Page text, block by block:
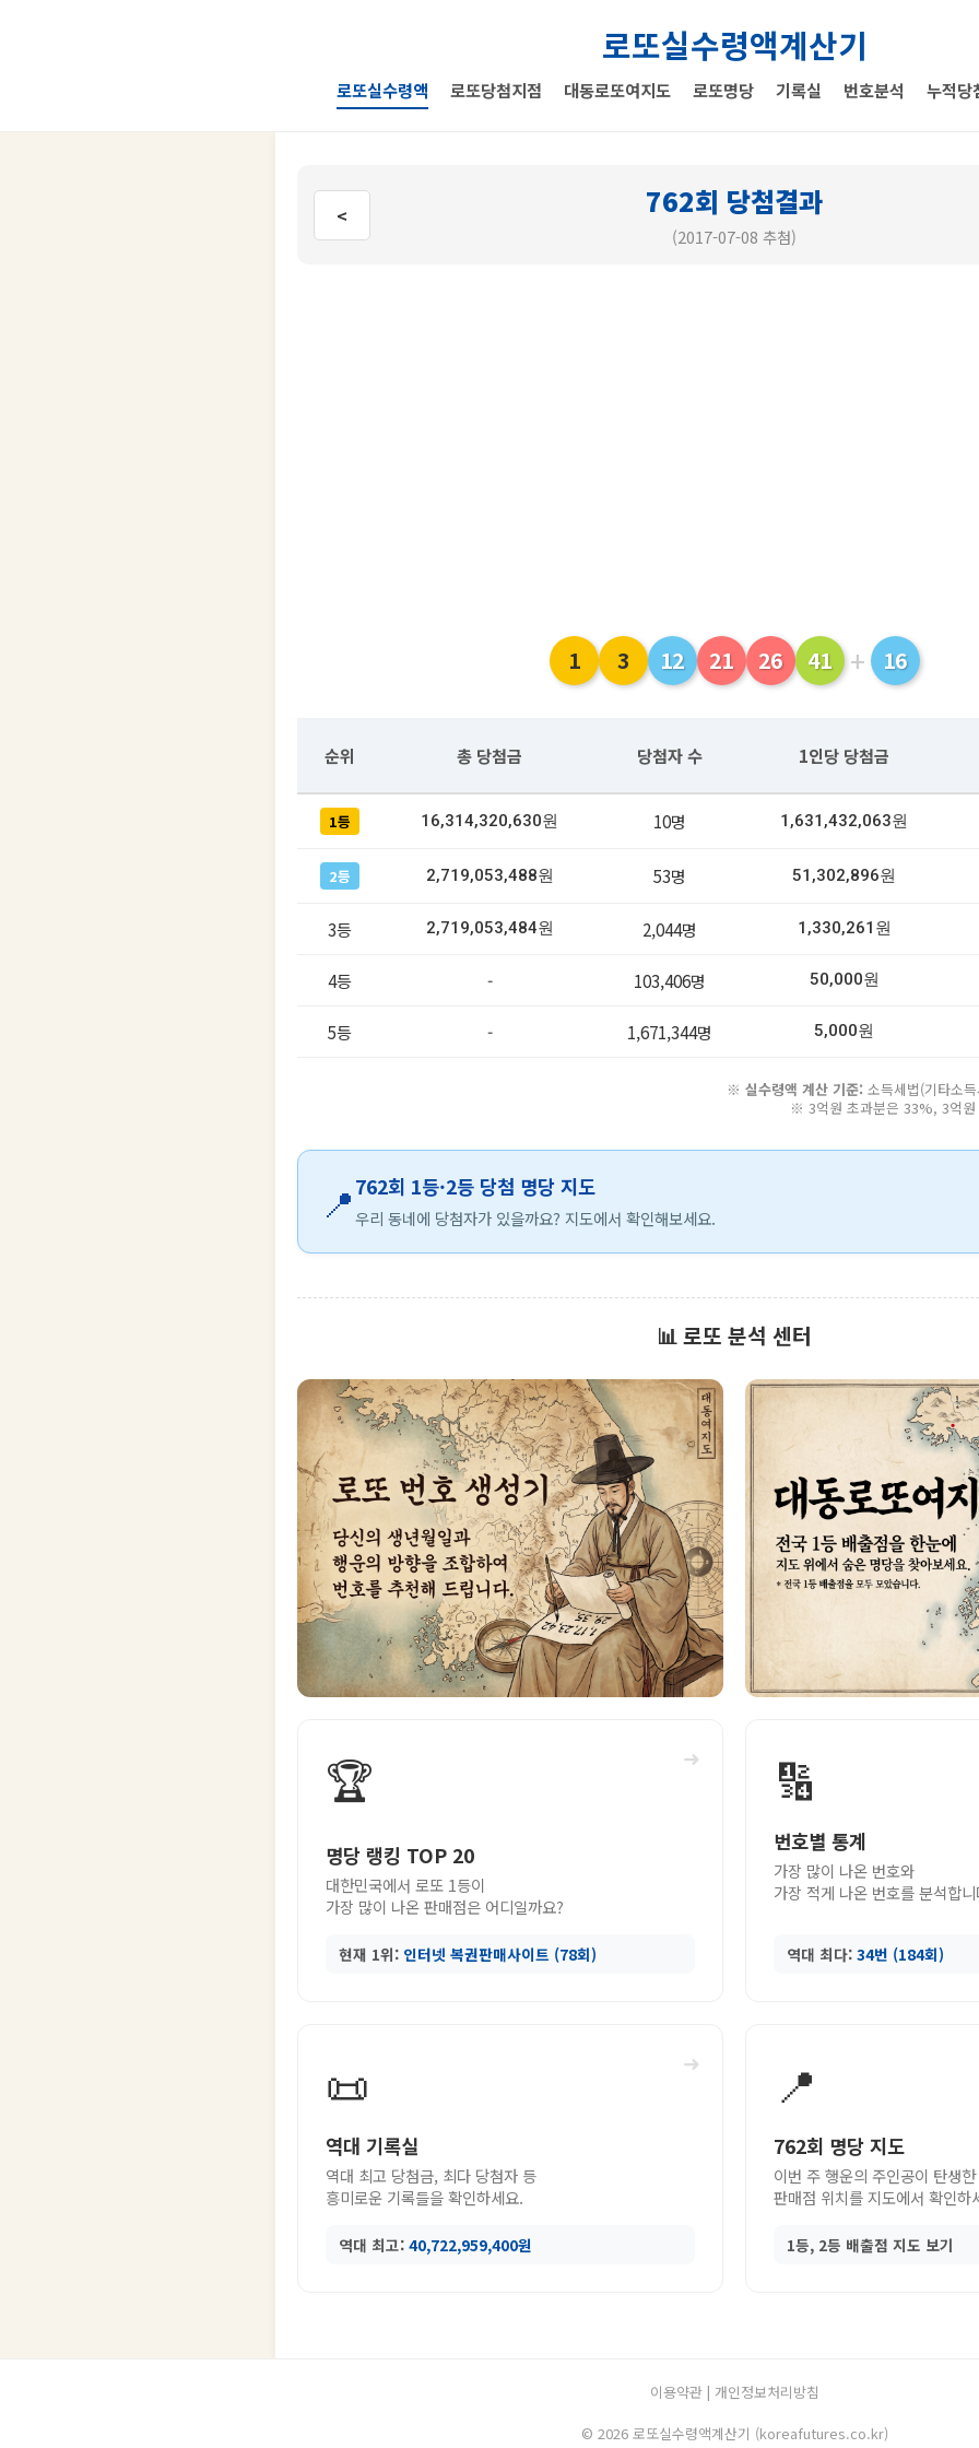
로또실수령액계산기
로또실수령액 로또당첨지점 대동로또여지도 로또명당 기록실 번호분석 누적당
< 762회 당첨결과
(2017-07-08 추첨)
1 3 12 21 26 41 + 16
순위 총 당첨금 당첨자 수 1인당 당첨금
1등 16,314,320,630원 10명 1,631,432,063원
2등 2,719,053,488원 53명 51,302,896원
3등 2,719,053,484원 2,044명 1,330,261원
4등 - 103,406명 50,000원
5등 - 1,671,344명 5,000원
※ 실수령액 계산 기준: 소득세법(기타소
※ 3억원 초과분은 33%, 3억
📍 762회 1등·2등 당첨 명당 지도
우리 동네에 당첨자가 있을까요? 지도에서 확인해보세요.
📊 로또 분석 센터
➜
🏆
명당 랭킹 TOP 20
대한민국에서 로또 1등이
가장 많이 나온 판매점은 어디일까요?
현재 1위: 인터넷 복권판매사이트 (78회)
🔢
번호별 통계
가장 많이 나온 번호와
가장 적게 나온 번호를 분석합
역대 최다: 34번 (184회)
➜
📜
역대 기록실
역대 최고 당첨금, 최다 당첨자 등
흥미로운 기록들을 확인하세요.
역대 최고: 40,722,959,400원
📍
762회 명당 지도
이번 주 행운의 주인공이 탄생한
판매점 위치를 지도에서 확인하
1등, 2등 배출점 지도 보기
이용약관| 개인정보처리방침
© 2026 로또실수령액계산기 (koreafutures.co.kr)